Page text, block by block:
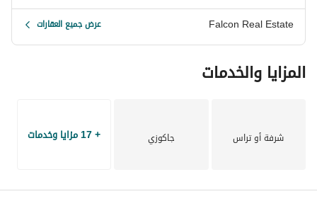
Falcon Real Estate عرض جميع العقارات
المزايا والخدمات
شرفة أو تراس جاكوزي + 17 مزايا وخدمات